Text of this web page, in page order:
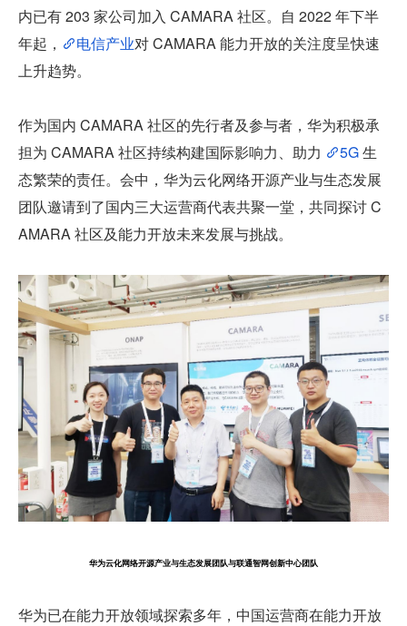
内已有 203 家公司加入 CAMARA 社区。自 2022 年下半
年起，
电信产业对 CAMARA 能力开放的关注度呈快速
上升趋势。
作为国内 CAMARA 社区的先行者及参与者，华为积极承
担为 CAMARA 社区持续构建国际影响力、助力
5G 生
态繁荣的责任。会中，华为云化网络开源产业与生态发展
团队邀请到了国内三大运营商代表共聚一堂，共同探讨 C
AMARA 社区及能力开放未来发展与挑战。
华为云化网络开源产业与生态发展团队与联通智网创新中心团队
华为已在能力开放领域探索多年，中国运营商在能力开放